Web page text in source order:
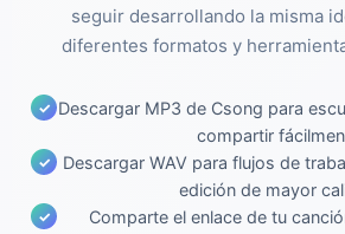
seguir desarrollando la misma
diferentes formatos y
Descargar MP3 de Csong para
compartir
Descargar WAV para flujos de
edición de mayor
Comparte el enlace de tu